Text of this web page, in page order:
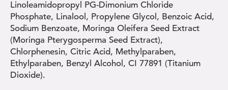
Linoleamidopropyl PG-Dimonium Chloride
Phosphate, Linalool, Propylene Glycol, Benzoic Acid,
Sodium Benzoate, Moringa Oleifera Seed Extract
(Moringa Pterygosperma Seed Extract),
Chlorphenesin, Citric Acid, Methylparaben,
Ethylparaben, Benzyl Alcohol, CI 77891 (Titanium
Dioxide).